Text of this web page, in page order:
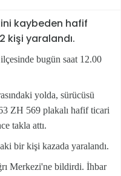
kaybeden hafif
kişi yaralandı.
bugün saat 12.00
yolda, sürücüsü
ZH 569 plakalı hafif ticari
takla attı.
bir kişi kazada yaralandı.
Merkezi'ne bildirdi. İhbar